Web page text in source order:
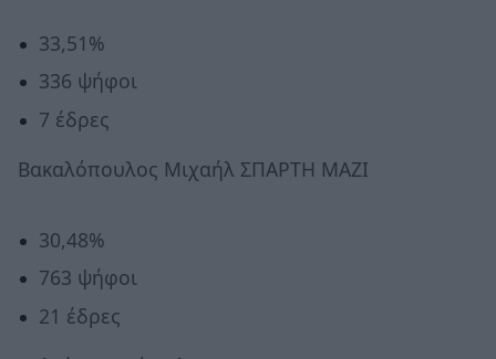
33,51%
336 ψήφοι
7 έδρες
Βακαλόπουλος Μιχαήλ ΣΠΑΡΤΗ ΜΑΖΙ
30,48%
763 ψήφοι
21 έδρες